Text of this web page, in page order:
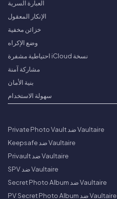
العبارة السرية
الإنكار المعقول
خزائن مخفية
وضع الإكراه
نسخة iCloud احتياطية مشفرة
مشاركة آمنة
بنية الأمان
سهولة الاستخدام
Vaultaire ضد Private Photo Vault
Vaultaire ضد Keepsafe
Vaultaire ضد Privault
Vaultaire ضد SPV
Vaultaire ضد Secret Photo Album
Vaultaire ضد PV Secret Photo Album